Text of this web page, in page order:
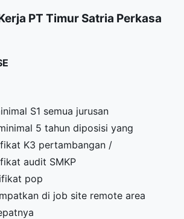
PT Timur Satria Perkasa
S1 semua jurusan
5 tahun diposisi yang
K3 pertambangan /
audit SMKP
pop
di job site remote area